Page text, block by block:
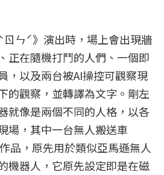
ㄖㄣˊ》演出時，場上會出現牆
正在隨機打鬥的人們、一個即
，以及兩台被AI操控可觀察現
的觀察，並轉譯為文字。剛左
就像是兩個不同的人格，以各
場，其中一台無人搬送車
品，原先用於類似亞馬遜無人
機器人，它原先設定即是在磁